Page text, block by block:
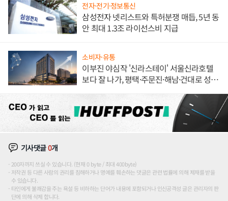
전자·전기·정보통신
삼성전자 넷리스트와 특허분쟁 매듭, 5년 동
안 최대 1.3조 라이선스비 지급
소비자·유통
이부진 야심작 '신라스테이' 서울신라호텔
보다 잘 나가, 평택·주문진·해남·건대로 성
기사댓글0개
200자까지 쓰실 수 있습니다. (현재 0 byte / 최대 400byte)
저작권 등 다른 사람의 권리를 침해하거나 명예를 훼손하는 댓글은 관련 법률에 의해 제재를 받을
수 있습니다.
타인에게 불쾌감을 주는 욕설 등 비하하는 단어가 내용에 포함되거나 인신공격성 글은 관리자의 판
단에 의해 삭제 합니다.